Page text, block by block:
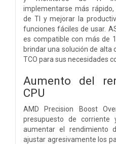
implementarse más
de TI y mejorar la
funciones fáciles de usar.
es compatible con más de
brindar una solución de alta
TCO para sus necesidades
Aumento del
CPU
AMD Precision Boost
presupuesto de
aumentar el rendimiento
ajustar agresivamente los